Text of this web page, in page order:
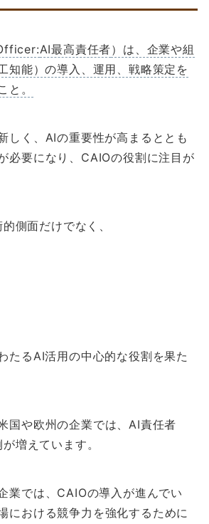
AI最高責任者）は、企業や組
知能）の導入、運用、戦略策定を
と。
しく、AIの重要性が高まるととも
必要になり、CAIOの役割に注目が
側面だけでなく、
たるAI活用の中心的な役割を果た
国や欧州の企業では、AI責任者
増えています。
業では、CAIOの導入が進んでい
における競争力を強化するために